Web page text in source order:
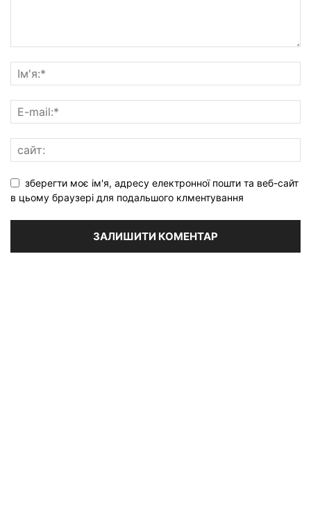
зберегти моє ім'я, адресу електронної пошти та веб-сайт
в цьому браузері для подальшого клментування